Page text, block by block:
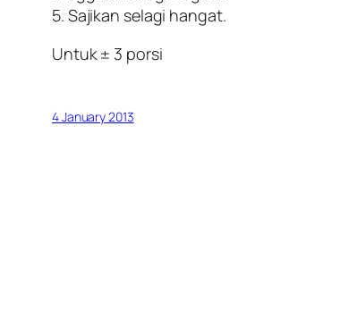
5. Sajikan selagi hangat.
Untuk ± 3 porsi
4 January 2013